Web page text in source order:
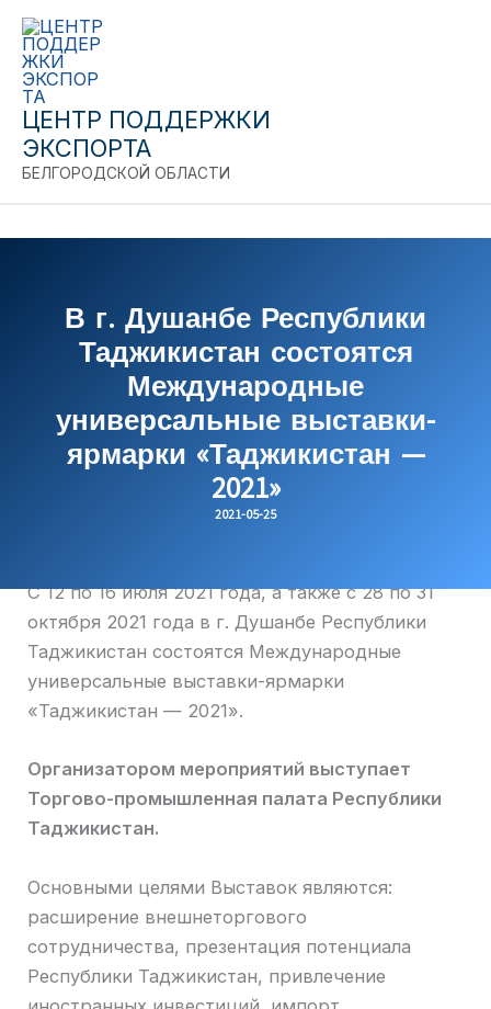
Перейти
содержимому
ЦЕНТР ПОДДЕРЖКИ
ЭКСПОРТА
БЕЛГОРОДСКОЙ ОБЛАСТИ
В г. Душанбе Республики
Таджикистан состоятся
Международные
универсальные выставки-
ярмарки «Таджикистан —
2021»
2021-05-25
С 12 по 16 июля 2021 года, а также с 28 по 31
октября 2021 года в г. Душанбе Республики
Таджикистан состоятся Международные
универсальные выставки-ярмарки
«Таджикистан — 2021».
Организатором мероприятий выступает
Торгово-промышленная палата Республики
Таджикистан.
Основными целями Выставок являются:
расширение внешнеторгового
сотрудничества, презентация потенциала
Республики Таджикистан, привлечение